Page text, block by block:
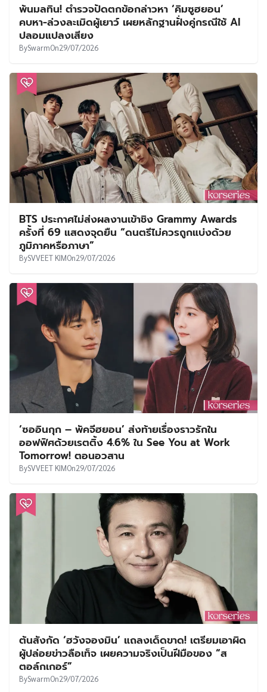
พ้นมลทิน! ตำรวจปัดตกข้อกล่าวหา ‘คิมซูฮยอน’
คบหา-ล่วงละเมิดผู้เยาว์ เผยหลักฐานฝั่งคู่กรณีใช้ AI
ปลอมแปลงเสียง
BySwarmOn29/07/2026
BTS ประกาศไม่ส่งผลงานเข้าชิง Grammy Awards
ครั้งที่ 69 แสดงจุดยืน “ดนตรีไม่ควรถูกแบ่งด้วย
ภูมิภาคหรือภาษา”
BySVVEET KIMOn29/07/2026
‘ซออินกุก – พัคจีฮยอน’ ส่งท้ายเรื่องราวรักใน
ออฟฟิศด้วยเรตติ้ง 4.6% ใน See You at Work
Tomorrow! ตอนอวสาน
BySVVEET KIMOn29/07/2026
ต้นสังกัด ‘ฮวังจองมิน’ แถลงเด็ดขาด! เตรียมเอาผิด
ผู้ปล่อยข่าวลือเท็จ เผยความจริงเป็นฝีมือของ “ส
ตอล์กเกอร์”
BySwarmOn29/07/2026